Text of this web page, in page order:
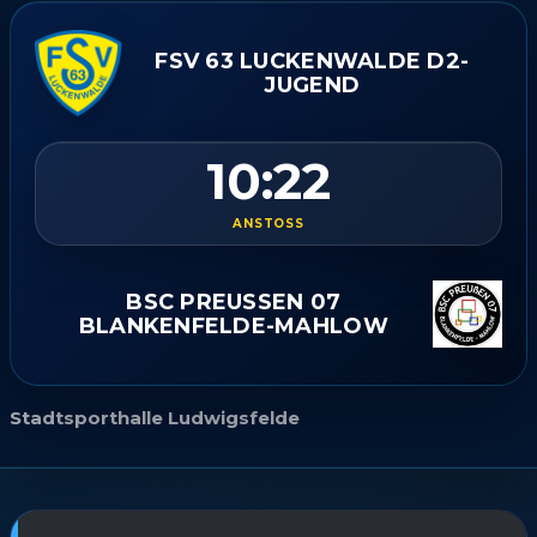
FSV 63 LUCKENWALDE D2-
JUGEND
10:22
ANSTOSS
BSC PREUSSEN 07 B
LANKENFELDE-MAHLOW
Stadtsporthalle Ludwigsfelde